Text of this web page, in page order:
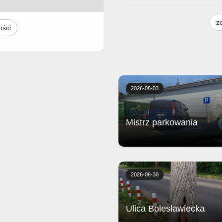
frytkami, musztardą, sosem
Mistrz parkowania
2026-08-03
Ulica Bolesławiecka
2026-06-30